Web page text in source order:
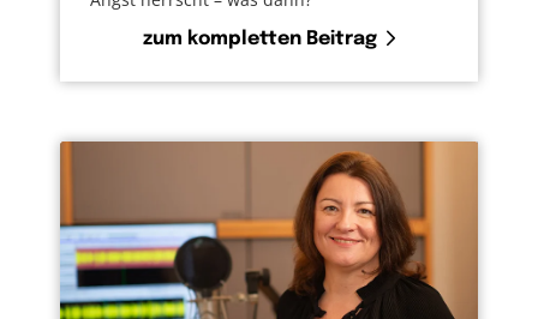
zum kompletten Beitrag